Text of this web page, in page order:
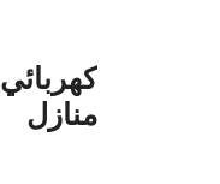
كهربائي
منازل